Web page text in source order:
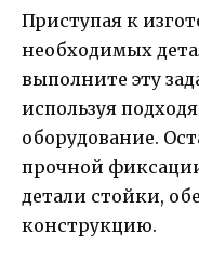
Приступая к
необходимых
выполните эту
используя
оборудование.
прочной
детали стойки,
конструкцию.